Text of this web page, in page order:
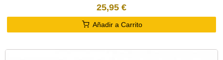
25,95 €
Añadir a Carrito